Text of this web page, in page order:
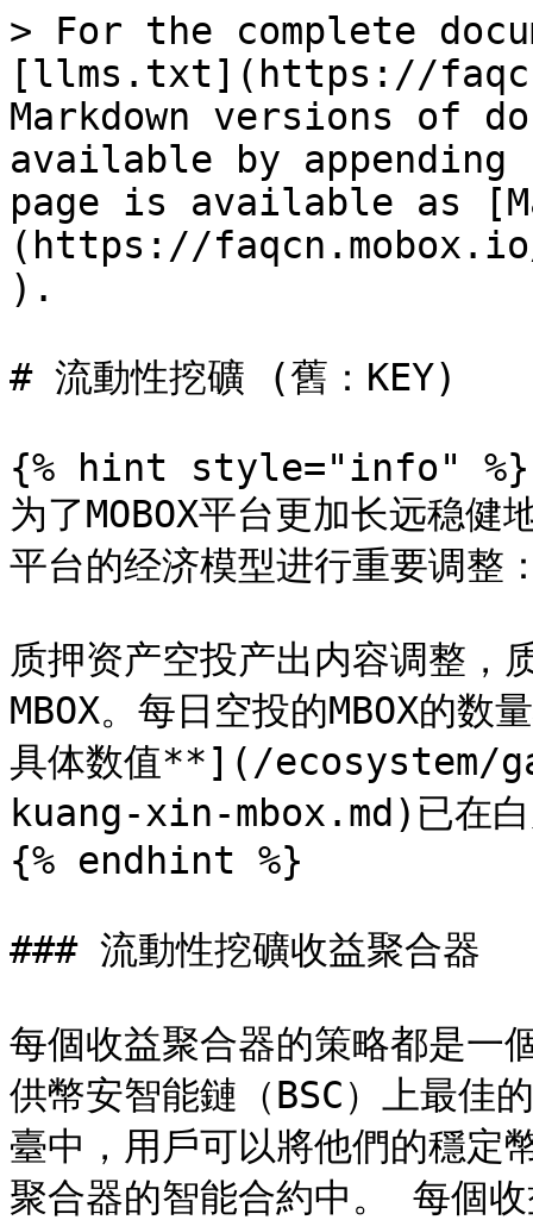
> For the complete
[llms.txt](https://
Markdown versions of
available by
page is available as
(https://
).
# 流動性挖礦 (舊：KEY)
{% hint style="info" %}
为了MOBOX平台更加长远稳
平台的经济模型进行重要调整
质押资产空投产出内容调整，
MBOX。每日空投的MBOX的
具体数值**](/
kuang-xin-mbox.md)已在白
{% endhint %}
### 流動性挖礦收益聚合器
每個收益聚合器的策略都是一
供幣安智能鏈（BSC）上最佳
臺中，用戶可以將他們的穩
聚合器的智能合約中。 每個